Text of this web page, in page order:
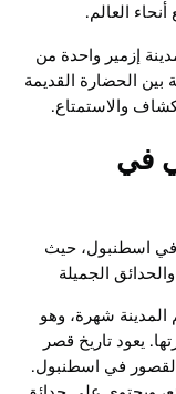
العالم.
إزمير واحدة من
بين الحضارة القديمة
والاستمتاع.
في
في اسطنبول، حيث
الجميلة
شهرة، وهو
يعود تاريخ قصر
أحد أقدم القصور في اسطنبول.